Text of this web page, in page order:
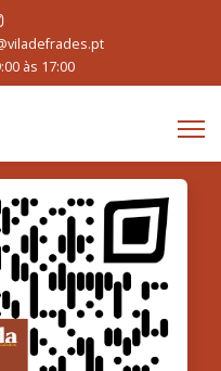
às 17:00